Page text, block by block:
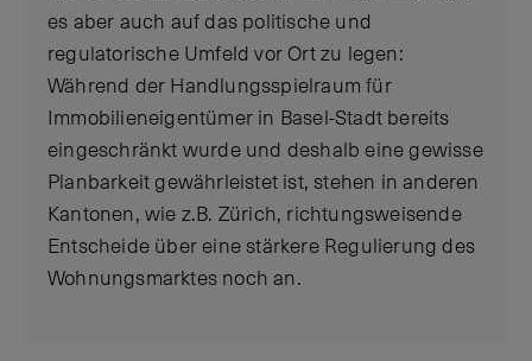
es aber auch auf das politische und
regulatorische Umfeld vor Ort zu legen:
Während der Handlungsspielraum für
Immobilieneigentümer in Basel-Stadt bereits
eingeschränkt wurde und deshalb eine gewisse
Planbarkeit gewährleistet ist, stehen in anderen
Kantonen, wie z.B. Zürich, richtungsweisende
Entscheide über eine stärkere Regulierung des
Wohnungsmarktes noch an.